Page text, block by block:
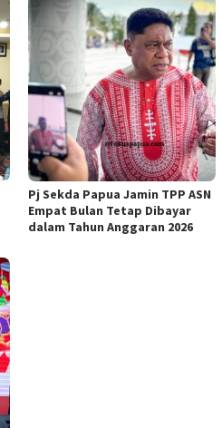
Pj Sekda Papua Jamin TPP ASN
Empat Bulan Tetap Dibayar
dalam Tahun Anggaran 2026